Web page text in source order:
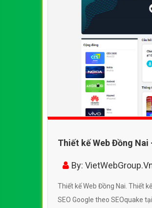
Thiết kế Web Đồng Nai
By:
Thiết kế Web Đồng Nai. Thiết
SEO Google theo SEOquake